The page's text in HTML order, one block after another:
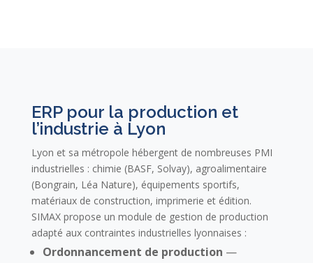
ERP pour la production et
l’industrie à Lyon
Lyon et sa métropole hébergent de nombreuses PMI
industrielles : chimie (BASF, Solvay), agroalimentaire
(Bongrain, Léa Nature), équipements sportifs,
matériaux de construction, imprimerie et édition.
SIMAX propose un module de gestion de production
adapté aux contraintes industrielles lyonnaises :
Ordonnancement de production —